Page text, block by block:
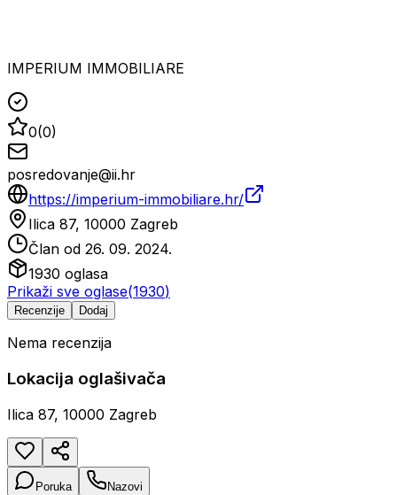
IMPERIUM IMMOBILIARE
0(0)
posredovanje@ii.hr
https://imperium-immobiliare.hr/
Ilica 87, 10000 Zagreb
Član od 26. 09. 2024.
1930 oglasa
Prikaži sve oglase(1930)
Recenzije Dodaj
Nema recenzija
Lokacija oglašivača
Ilica 87, 10000 Zagreb
Poruka Nazovi